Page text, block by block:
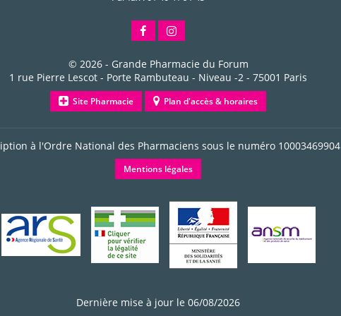
© 2026 - Grande Pharmacie du Forum
1 rue Pierre Lescot - Porte Rambuteau - Niveau -2 - 75001 Paris
Site Pharmacie Plan d'accès & horaires
à l'Ordre National des Pharmaciens sous le numéro 10003469904
Mentions légales
Dernière mise à jour le 06/08/2026